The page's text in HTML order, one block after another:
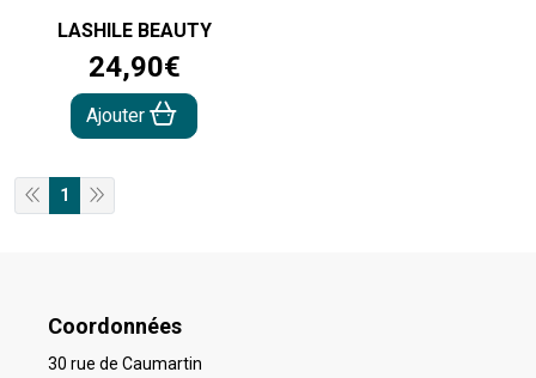
LASHILE BEAUTY
24,90€
Ajouter
1
Coordonnées
30 rue de Caumartin